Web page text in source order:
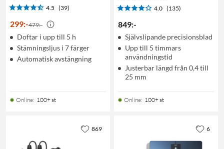
4.5 (39)
299:-479:-
Doftar i upp till 5 h
Stämningsljus i 7 färger
Automatisk avstängning
Online: 100+ st
4.0 (135)
849:-
Självslipande precisionsblad
Upp till 5 timmars
användningstid
Justerbar längd från 0,4 till
25 mm
Online: 100+ st
869 6